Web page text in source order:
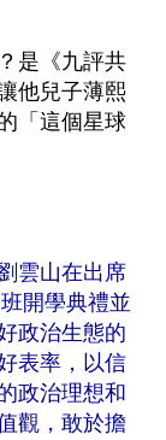
是《九評共
他兒子薄熙
「這個星球
雲山在出席
開學典禮並
政治生態的
表率，以信
政治理想和
觀，敢於擔